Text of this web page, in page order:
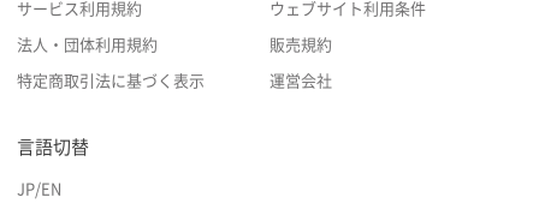
サービス利用規約 ウェブサイト利用条件
法人・団体利用規約 販売規約
特定商取引法に基づく表示 運営会社
言語切替
JP/EN